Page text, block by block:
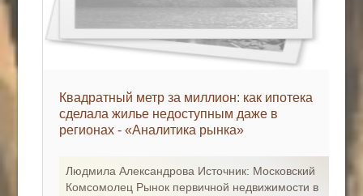
Квадратный метр за миллион: как ипотека
сделала жилье недоступным даже в
регионах - «Аналитика рынка»
Людмила Александрова Источник: Московский
Комсомолец Рынок первичной недвижимости в